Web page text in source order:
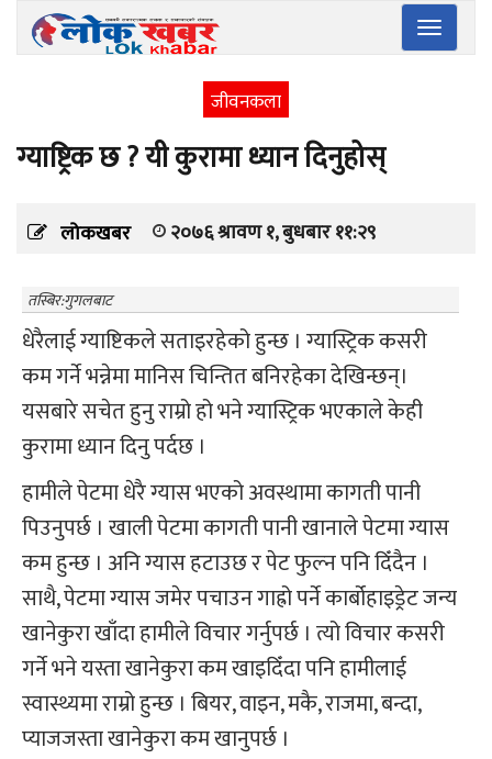
Toggle
जीवनकला
ग्याष्ट्रिक छ ? यी कुरामा ध्यान दिनुहोस्
लोकखबर २०७६ श्रावण १, बुधबार ११:२९
तस्बिर:गुगलबाट
धेरैलाई ग्याष्टिकले सताइरहेको हुन्छ । ग्यास्ट्रिक कसरी
कम गर्ने भन्नेमा मानिस चिन्तित बनिरहेका देखिन्छन्।
यसबारे सचेत हुनु राम्रो हो भने ग्यास्ट्रिक भएकाले केही
कुरामा ध्यान दिनु पर्दछ ।
हामीले पेटमा धेरै ग्यास भएको अवस्थामा कागती पानी
पिउनुपर्छ । खाली पेटमा कागती पानी खानाले पेटमा ग्यास
कम हुन्छ । अनि ग्यास हटाउछ र पेट फुल्न पनि दिँदैन ।
साथै, पेटमा ग्यास जमेर पचाउन गाह्रो पर्ने कार्बोहाइड्रेट जन्य
खानेकुरा खाँदा हामीले विचार गर्नुपर्छ । त्यो विचार कसरी
गर्ने भने यस्ता खानेकुरा कम खाइदिँदा पनि हामीलाई
स्वास्थ्यमा राम्रो हुन्छ । बियर, वाइन, मकै, राजमा, बन्दा,
प्याजजस्ता खानेकुरा कम खानुपर्छ ।